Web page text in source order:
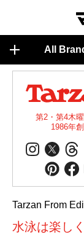
All
第2・第4木
1986年
Tarzan From
水泳は楽し